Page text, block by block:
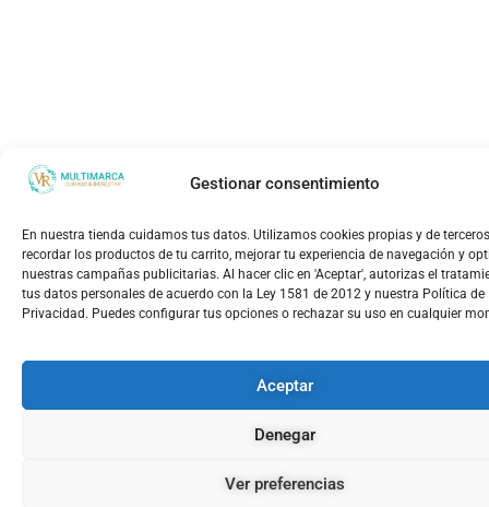
Gestionar consentimiento
En nuestra tienda cuidamos tus datos. Utilizamos cookies propias y de
recordar los productos de tu carrito, mejorar tu experiencia de navegación y
nuestras campañas publicitarias. Al hacer clic en 'Aceptar', autorizas el
tus datos personales de acuerdo con la Ley 1581 de 2012 y nuestra Política de
Privacidad. Puedes configurar tus opciones o rechazar su uso en cualquier
Aceptar
Denegar
Ver preferencias